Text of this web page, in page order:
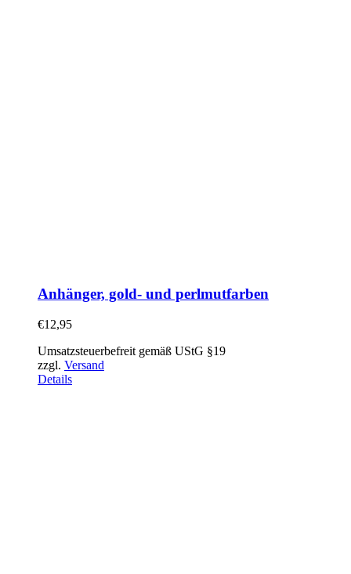
Anhänger, gold- und perlmutfarben
€12,95
Umsatzsteuerbefreit gemäß UStG §19
zzgl. Versand
Details